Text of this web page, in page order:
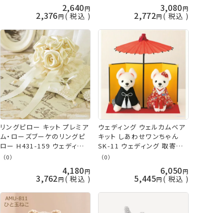
2,640
2,376 税込
3,080
2,772 税込
リングピロー キット プレミア
ム・ローズブーケのリングピ
ロー H431-159 ウェディン
グ 手作りキット ハマナカ
（0）
4,180
3,762 税込
ウェディング ウェルカムベア
キット しあわせワンちゃん
SK-11 ウェディング 取寄せ
商品 パナミ 手芸の山久
（0）
6,050
5,445 税込